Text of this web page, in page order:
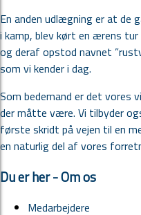
En anden udlægning er at de
i kamp, blev kørt en ærens
og deraf opstod navnet
som vi kender i dag.
Som bedemand er det vores
der måtte være. Vi tilbyder
første skridt på vejen til en
en naturlig del af vores
Du er her - Om os
Medarbejdere